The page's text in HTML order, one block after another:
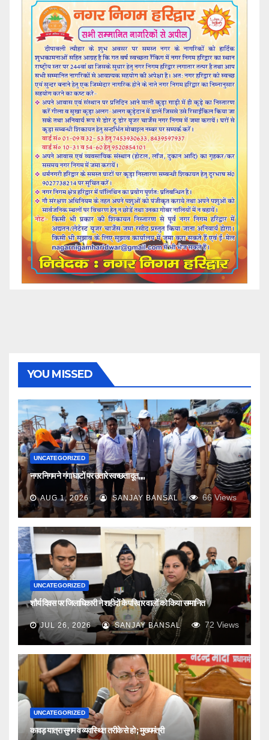
YOU MISSED
UNCATEGORIZED
नगर निगम ने गंगा घाटों पर उतारे स्वच्छता दूत,,,,
AUG 1, 2026 SANJAY BANSAL 66Views
UNCATEGORIZED
शौर्य दिवस पर जिलाधिकारी ने शहीदों के परिवार वालों को किया सम्मानित
JUL 26, 2026 SANJAY BANSAL 72 Views
UNCATEGORIZED
कावड़ यात्रा सुगम व व्यवस्थित तरीके से हो ; मुख्यमंत्री